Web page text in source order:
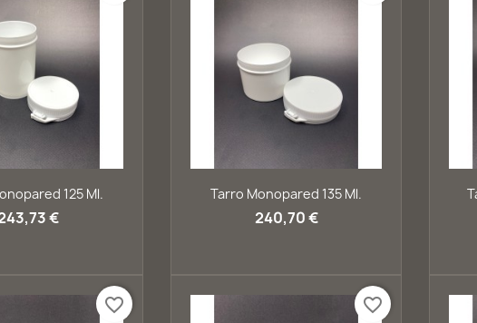
rápida125 Ml.
€
Vista rápida
Tarro Monopared 135 Ml.
240,70 €
favorite_border favorite_border